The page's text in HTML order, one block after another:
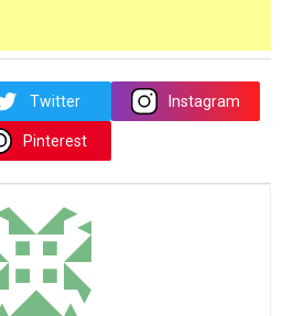
Twitter Instagram
Pinterest